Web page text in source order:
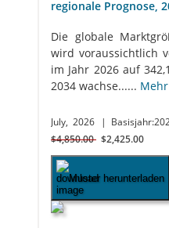
regionale Prognose,
Die globale
wird voraussichtlich
im Jahr 2026 auf
2034 wachse......
July, 2026 |
$4,850.00 $2,425.00
Muster herunterladen